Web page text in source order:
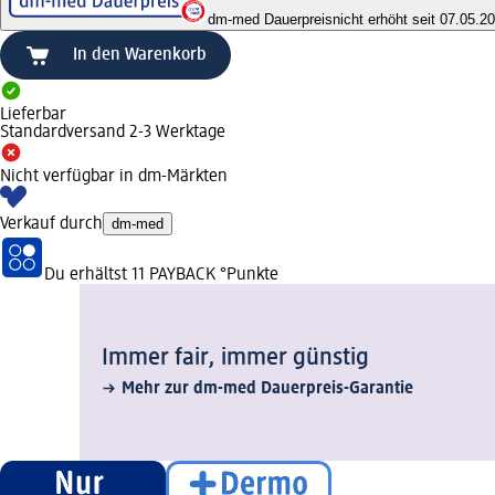
dm-med Dauerpreisnicht erhöht seit
In den Warenkorb
Lieferbar
Standardversand 2-3 Werktage
Nicht verfügbar in dm-Märkten
Verkauf durch dm-med
Du erhältst 11 PAYBACK °Punkte
Immer fair,­ immer günstig
Mehr zur dm-med Dauerpreis-Garantie